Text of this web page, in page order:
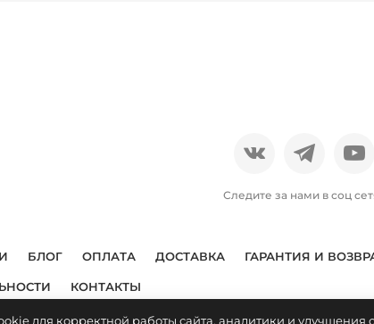
Следите за нами в соц
БЛОГ ОПЛАТА ДОСТАВКА ГАРАНТИЯ И
КОНТАКТЫ
для корректной работы сайта, аналитики и улучшения